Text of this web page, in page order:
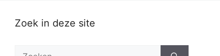
Zoek in deze site
Zoek